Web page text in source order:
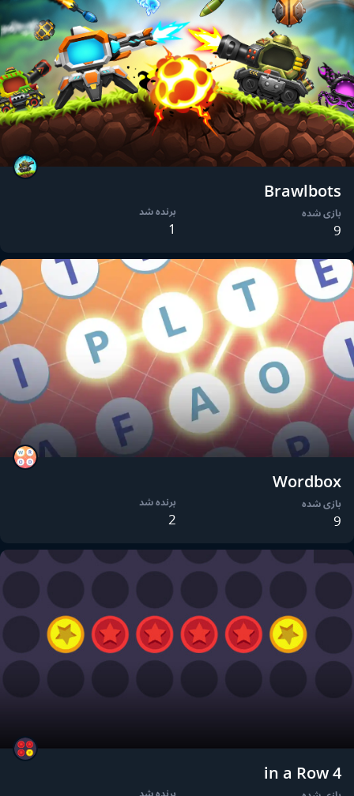
Brawlbots
بازی شده
9
برنده شد
1
Wordbox
بازی شده
9
برنده شد
2
4 in a Row
برنده شد